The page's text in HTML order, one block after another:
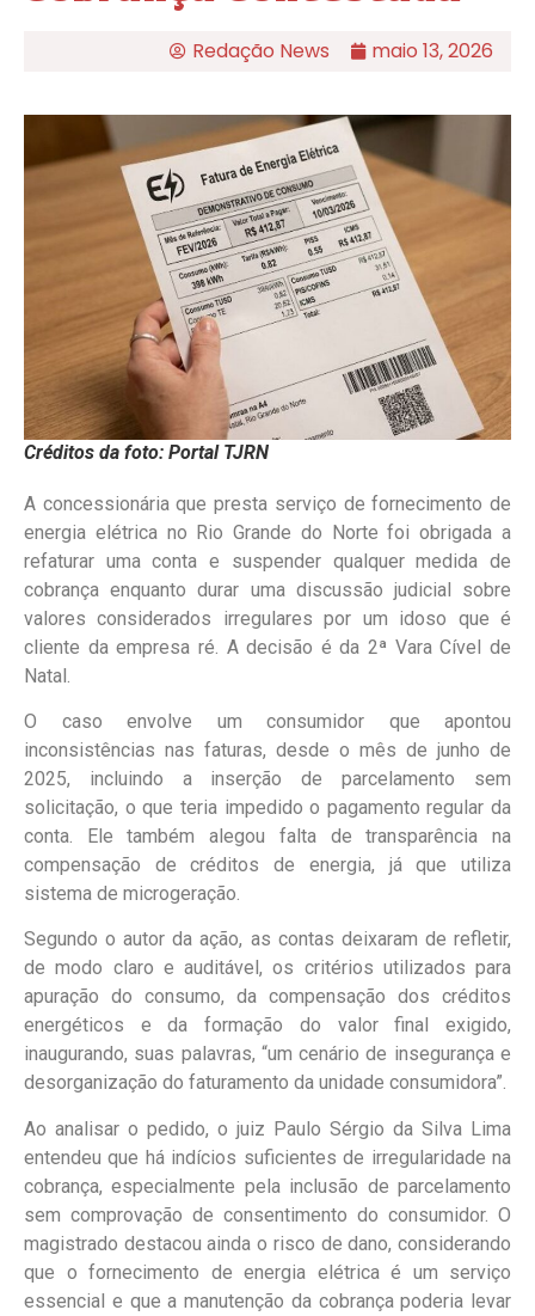
Redação News maio 13, 2026
Créditos da foto: Portal TJRN
A concessionária que presta serviço de fornecimento de
energia elétrica no Rio Grande do Norte foi obrigada a
refaturar uma conta e suspender qualquer medida de
cobrança enquanto durar uma discussão judicial sobre
valores considerados irregulares por um idoso que é
cliente da empresa ré. A decisão é da 2ª Vara Cível de
Natal.
O caso envolve um consumidor que apontou
inconsistências nas faturas, desde o mês de junho de
2025, incluindo a inserção de parcelamento sem
solicitação, o que teria impedido o pagamento regular da
conta. Ele também alegou falta de transparência na
compensação de créditos de energia, já que utiliza
sistema de microgeração.
Segundo o autor da ação, as contas deixaram de refletir,
de modo claro e auditável, os critérios utilizados para
apuração do consumo, da compensação dos créditos
energéticos e da formação do valor final exigido,
inaugurando, suas palavras, “um cenário de insegurança e
desorganização do faturamento da unidade consumidora”.
Ao analisar o pedido, o juiz Paulo Sérgio da Silva Lima
entendeu que há indícios suficientes de irregularidade na
cobrança, especialmente pela inclusão de parcelamento
sem comprovação de consentimento do consumidor. O
magistrado destacou ainda o risco de dano, considerando
que o fornecimento de energia elétrica é um serviço
essencial e que a manutenção da cobrança poderia levar